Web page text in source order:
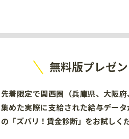
無料版プレゼ
先着限定で関西圏（兵庫県、大阪
集めた実際に支給された給与デー
の「ズバリ！賃金診断」をお試しく